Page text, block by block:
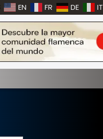
EN FR DE IT